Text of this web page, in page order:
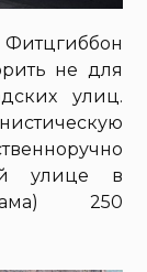
не для
улиц.
й улице в
250